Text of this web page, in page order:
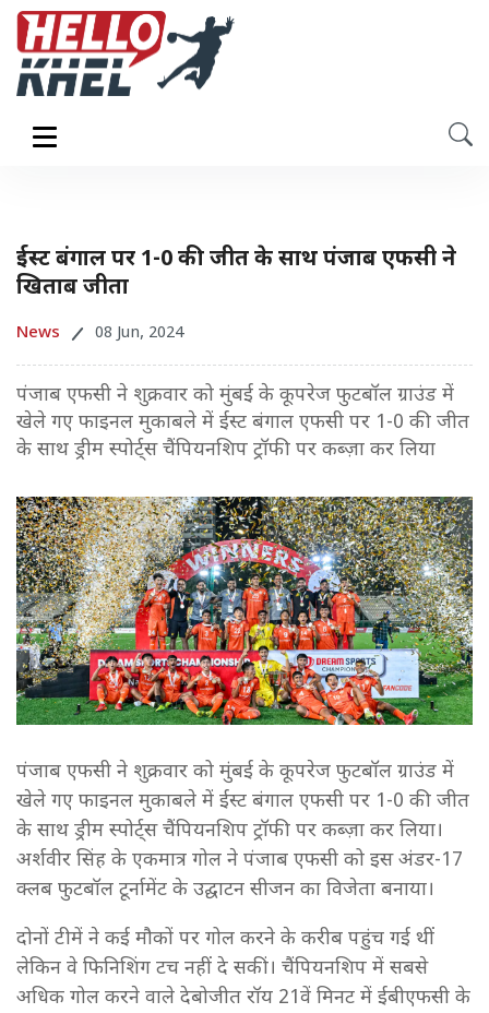
ईस्ट बंगाल पर 1-0 की जीत के साथ पंजाब एफसी ने
खिताब जीता
News 08 Jun, 2024
पंजाब एफसी ने शुक्रवार को मुंबई के कूपरेज फुटबॉल ग्राउंड में
खेले गए फाइनल मुकाबले में ईस्ट बंगाल एफसी पर 1-0 की जीत
के साथ ड्रीम स्पोर्ट्स चैंपियनशिप ट्रॉफी पर कब्ज़ा कर लिया
पंजाब एफसी ने शुक्रवार को मुंबई के कूपरेज फुटबॉल ग्राउंड में
खेले गए फाइनल मुकाबले में ईस्ट बंगाल एफसी पर 1-0 की जीत
के साथ ड्रीम स्पोर्ट्स चैंपियनशिप ट्रॉफी पर कब्ज़ा कर लिया।
अर्शवीर सिंह के एकमात्र गोल ने पंजाब एफसी को इस अंडर-17
क्लब फुटबॉल टूर्नामेंट के उद्घाटन सीजन का विजेता बनाया।
दोनों टीमें ने कई मौकों पर गोल करने के करीब पहुंच गई थीं
लेकिन वे फिनिशिंग टच नहीं दे सकीं। चैंपियनशिप में सबसे
अधिक गोल करने वाले देबोजीत रॉय 21वें मिनट में ईबीएफसी के